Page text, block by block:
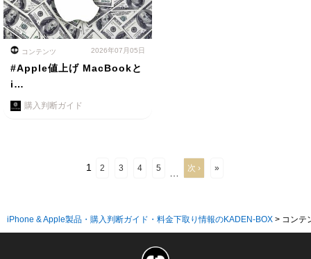
コンテンツ 2026年07月05日
#Apple値上げ MacBookと
i…
購入判断ガイド
1 2 3 4 5 次 › »
iPhone & Apple製品・購入判断ガイド・料金下取り情報のKADEN-BOX > コンテ